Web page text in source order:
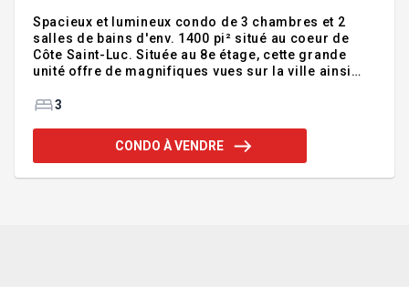
Spacieux et lumineux condo de 3 chambres et 2
salles de bains d'env. 1400 pi² situé au coeur de
Côte Saint-Luc. Située au 8e étage, cette grande
unité offre de magnifiques vues sur la ville ainsi
ascenseurs, salle de réception, piscine intérieure,
sécurité 24 heures. Stationnement intérieur inclus.
Emplacement idéal à proximité des parcs,
3
CONDO À VENDRE